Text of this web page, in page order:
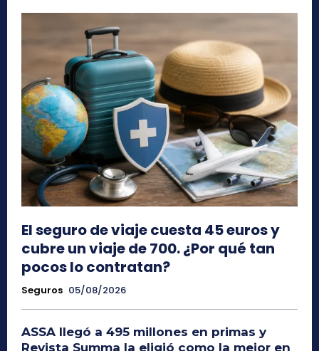
El seguro de viaje cuesta 45 euros y
cubre un viaje de 700. ¿Por qué tan
pocos lo contratan?
Seguros 05/08/2026
ASSA llegó a 495 millones en primas y
Revista Summa la eligió como la mejor en